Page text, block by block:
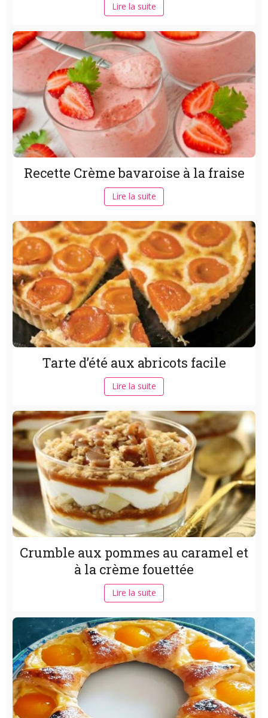
Lire la suite
Recette Crème bavaroise à la fraise
Lire la suite
Tarte d’été aux abricots facile
Lire la suite
Crumble aux pommes au caramel et
à la crème fouettée
Lire la suite